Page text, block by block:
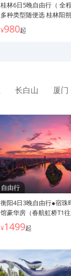
桂林6日5晚自由行（ 全
多种类型随便选 桂林阳朔
¥980起
长白山 厦门
自由行
衡阳4日3晚自由行●宿珠
馆豪华房（春航虹桥T1
近石鼓书院+东洲岛景区+
+南岳第一峰+步行可达
机场22公里+衡阳东站10
¥1499起